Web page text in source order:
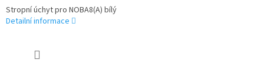
Stropní úchyt pro NOBA8(A) bílý
Detailní informace